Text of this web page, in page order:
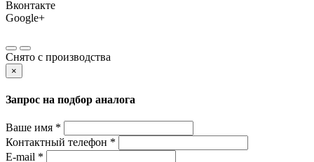
Вконтакте
Google+
Снято с производства
×
Запрос на подбор аналога
Ваше имя *
Контактный телефон *
E-mail *